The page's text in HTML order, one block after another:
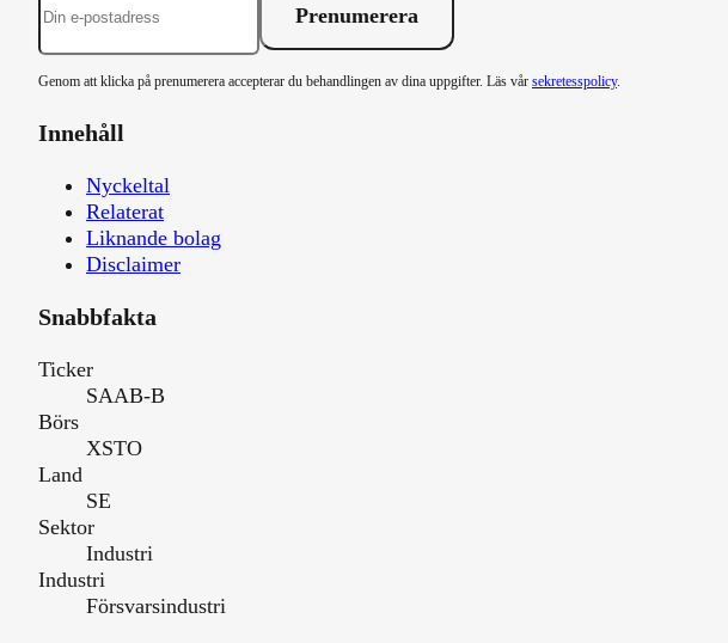
Prenumerera
Genom att klicka på prenumerera accepterar du behandlingen av dina uppgifter. Läs vår sekretesspolicy.
Innehåll
Nyckeltal
Relaterat
Liknande bolag
Disclaimer
Snabbfakta
Ticker
SAAB-B
Börs
XSTO
Land
SE
Sektor
Industri
Industri
Försvarsindustri